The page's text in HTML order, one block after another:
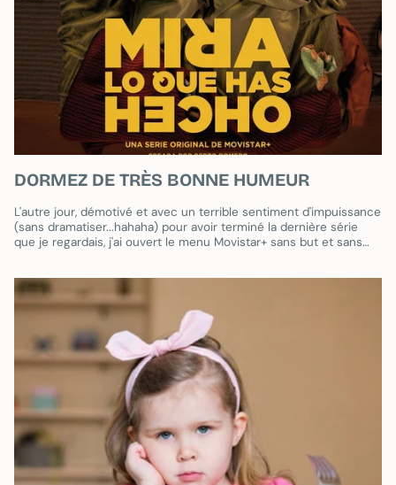
DORMEZ DE TRÈS BONNE HUMEUR
L'autre jour, démotivé et avec un terrible sentiment d'impuissance
(sans dramatiser...hahaha) pour avoir terminé la dernière série
que je regardais, j'ai ouvert le menu Movistar+ sans but et sans